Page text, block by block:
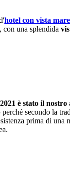
hotel con vista mare
una splendida
è stato il nostro
secondo la
prima di una